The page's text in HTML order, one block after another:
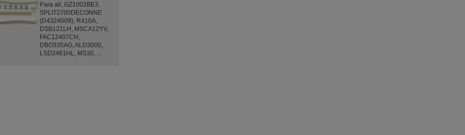
Para all, GZ1002BE3,
SPLIT2700DECONNE
(D4324009), R410A,
DSB121LH, MSCA12YV,
FAC12407CH,
DBO335AG, ALD3000,
LSD2461HL, MS30, ...